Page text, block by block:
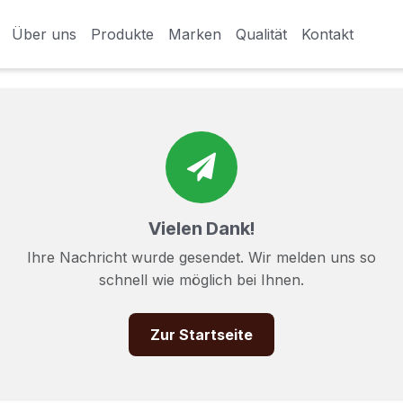
Über uns
Produkte Marken Qualität Kontakt
Über uns Produkte Marken Qualität Kontakt
Vielen Dank!
Ihre Nachricht wurde gesendet. Wir melden uns so
schnell wie möglich bei Ihnen.
Zur Startseite